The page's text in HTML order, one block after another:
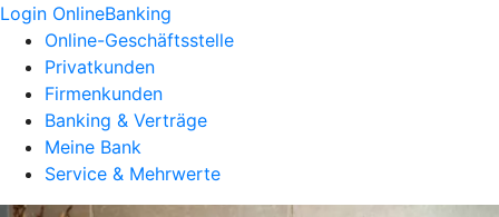
Login OnlineBanking
Online-Geschäftsstelle
Privatkunden
Firmenkunden
Banking & Verträge
Meine Bank
Service & Mehrwerte